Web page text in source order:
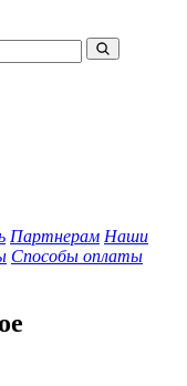
Партнерам Наши
Способы оплаты